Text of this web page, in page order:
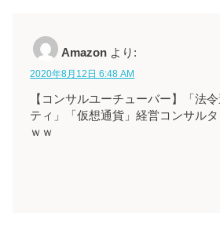
Amazon より:
2020年8月12日 6:48 AM
【コンサルユーチューバー】「法
ティ」「仮想通貨」経営コンサル
ｗｗ